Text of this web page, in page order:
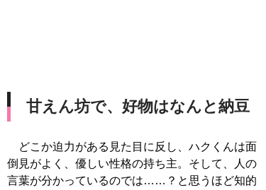
甘えん坊で、好物はなんと納豆
どこか迫力がある見た目に反し、ハクくんは面
倒見がよく、優しい性格の持ち主。そして、人の
言葉が分かっているのでは……？と思うほど知的